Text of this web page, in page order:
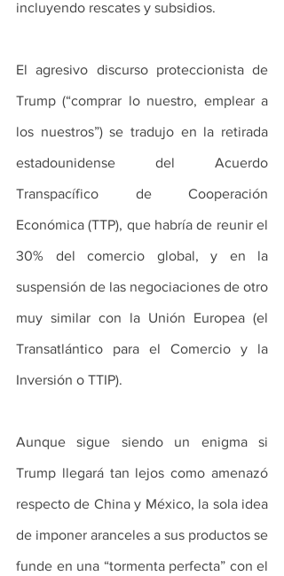
incluyendo rescates y subsidios.
El agresivo discurso proteccionista de
Trump (“comprar lo nuestro, emplear a
los nuestros”) se tradujo en la retirada
estadounidense del Acuerdo
Transpacífico de Cooperación
Económica (TTP), que habría de reunir el
30% del comercio global, y en la
suspensión de las negociaciones de otro
muy similar con la Unión Europea (el
Transatlántico para el Comercio y la
Inversión o TTIP).
Aunque sigue siendo un enigma si
Trump llegará tan lejos como amenazó
respecto de China y México, la sola idea
de imponer aranceles a sus productos se
funde en una “tormenta perfecta” con el